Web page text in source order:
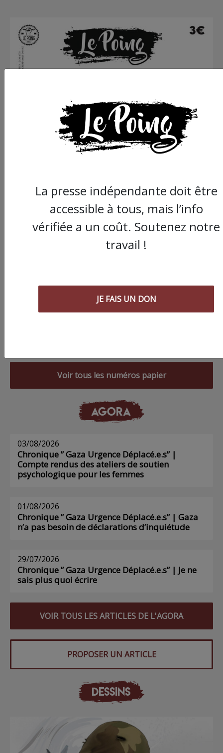
Voir tous les numéros papier
AGORA
03/08/2026
Chronique ” Gaza Urgence Déplacé.e.s” |
Compte rendus des ateliers de soutien
psychologique pour les femmes
01/08/2026
Chronique ” Gaza Urgence Déplacé.e.s” | Gaza
n’a pas besoin de déclarations d’inquiétude
29/07/2026
Chronique ” Gaza Urgence Déplacé.e.s” | Je ne
sais plus quoi écrire
VOIR TOUS LES ARTICLES DE L'AGORA
PROPOSER UN ARTICLE
DESSINS
La presse indépendante doit être
accessible à tous, mais l’info
vérifiée a un coût. Soutenez notre
travail !
JE FAIS UN DON